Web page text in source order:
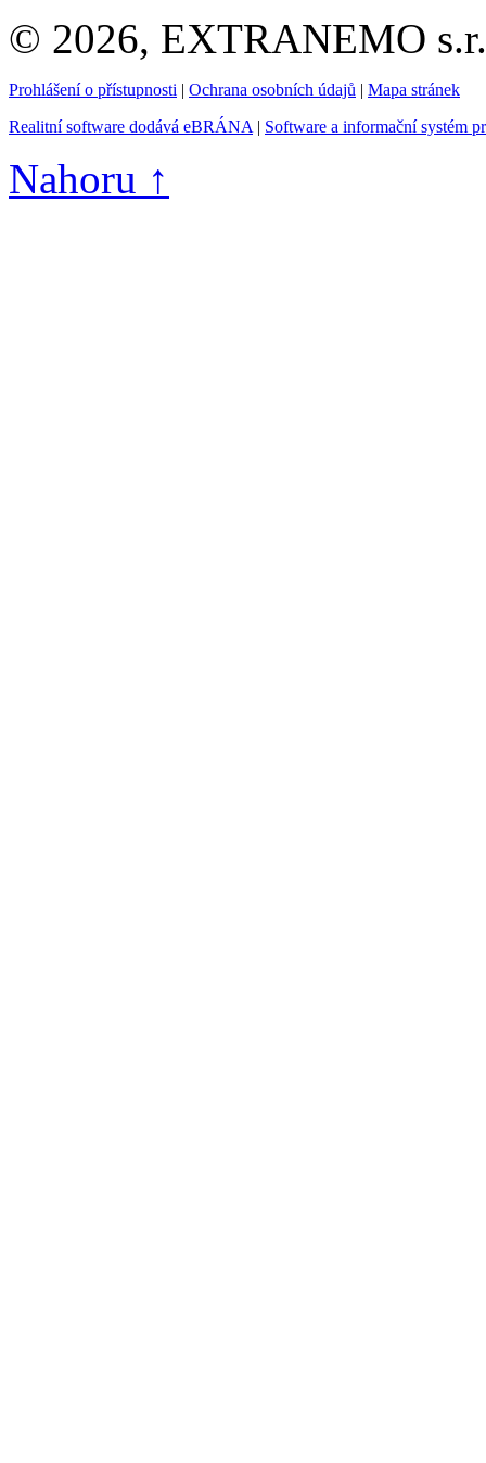
© 2026, EXTRANEMO
Prohlášení o přístupnosti | Ochrana osobních údajů | Mapa stránek
Realitní software dodává eBRÁNA | Software a informační systém
Nahoru ↑